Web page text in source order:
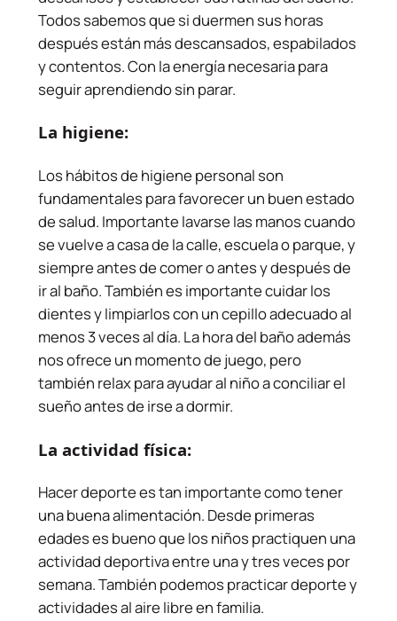
Todos sabemos que si duermen sus horas
después están más descansados, espabilados
y contentos. Con la energía necesaria para
seguir aprendiendo sin parar.
La higiene:
Los hábitos de higiene personal son
fundamentales para favorecer un buen estado
de salud. Importante lavarse las manos cuando
se vuelve a casa de la calle, escuela o parque, y
siempre antes de comer o antes y después de
ir al baño. También es importante cuidar los
dientes y limpiarlos con un cepillo adecuado al
menos 3 veces al día. La hora del baño además
nos ofrece un momento de juego, pero
también relax para ayudar al niño a conciliar el
sueño antes de irse a dormir.
La actividad física:
Hacer deporte es tan importante como tener
una buena alimentación. Desde primeras
edades es bueno que los niños practiquen una
actividad deportiva entre una y tres veces por
semana. También podemos practicar deporte y
actividades al aire libre en familia.